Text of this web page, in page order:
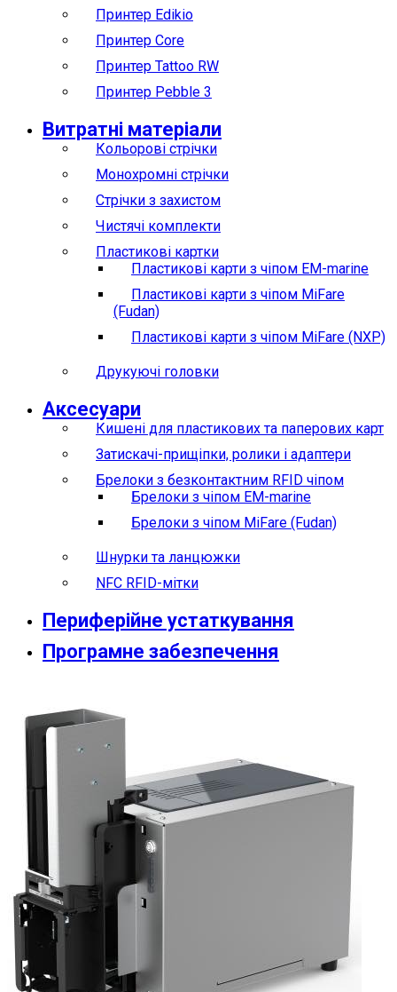
Принтер Edikio
Принтер Core
Принтер Tattoo RW
Принтер Pebble 3
Витратні матеріали
Кольорові стрічки
Монохромні стрічки
Стрічки з захистом
Чистячі комплекти
Пластикові картки
Пластикові карти з чіпом EM-marine
Пластикові карти з чіпом MiFare
(Fudan)
Пластикові карти з чіпом MiFare (NXP)
Друкуючі головки
Аксесуари
Кишені для пластикових та паперових карт
Затискачі-прищіпки, ролики і адаптери
Брелоки з безконтактним RFID чіпом
Брелоки з чіпом EM-marine
Брелоки з чіпом MiFare (Fudan)
Шнурки та ланцюжки
NFC RFID-мітки
Периферійне устаткування
Програмне забезпечення